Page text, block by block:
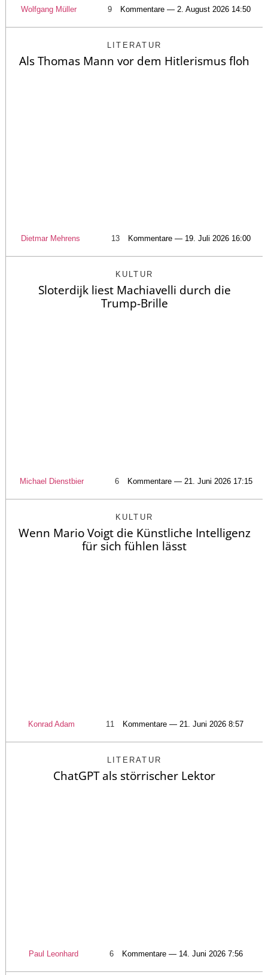
Wolfgang Müller 9 Kommentare — 2. August 2026 14:50
LITERATUR
Als Thomas Mann vor dem Hitlerismus floh
Dietmar Mehrens 13 Kommentare — 19. Juli 2026 16:00
KULTUR
Sloterdijk liest Machiavelli durch die
Trump-Brille
Michael Dienstbier 6 Kommentare — 21. Juni 2026 17:15
KULTUR
Wenn Mario Voigt die Künstliche Intelligenz
für sich fühlen lässt
Konrad Adam 11 Kommentare — 21. Juni 2026 8:57
LITERATUR
ChatGPT als störrischer Lektor
Paul Leonhard 6 Kommentare — 14. Juni 2026 7:56